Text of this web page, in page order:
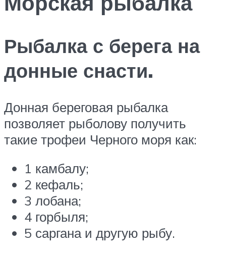
Рыбалка с берега на
донные снасти.
Донная береговая рыбалка
позволяет рыболову получить
такие трофеи Черного моря как:
1 камбалу;
2 кефаль;
3 лобана;
4 горбыля;
5 саргана и другую рыбу.